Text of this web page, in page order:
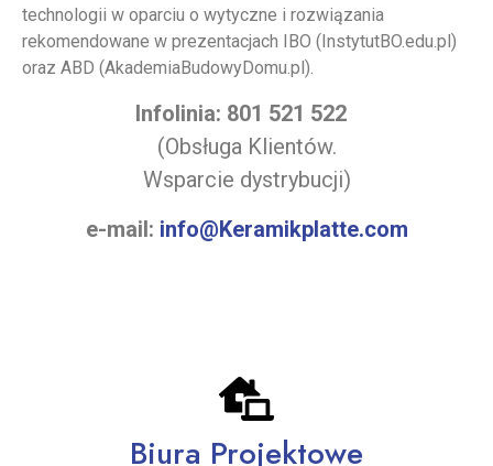
technologii w oparciu o wytyczne i rozwiązania
rekomendowane w prezentacjach IBO (InstytutBO.edu.pl)
oraz ABD (AkademiaBudowyDomu.pl).
Infolinia: 801 521 522
(Obsługa Klientów.
Wsparcie dystrybucji)
e-mail: info@Keramikplatte.com
Biura Projektowe